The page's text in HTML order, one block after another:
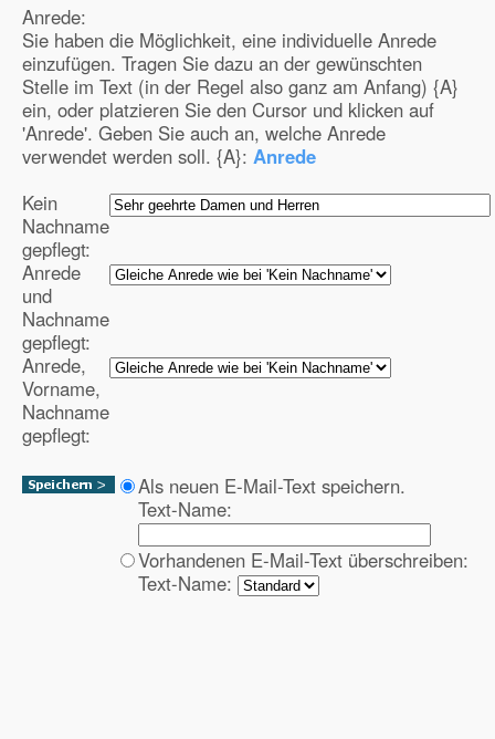
Anrede:
Sie haben die Möglichkeit, eine individuelle Anrede
einzufügen. Tragen Sie dazu an der gewünschten
Stelle im Text (in der Regel also ganz am Anfang) {A}
ein, oder platzieren Sie den Cursor und klicken auf
'Anrede'. Geben Sie auch an, welche Anrede
verwendet werden soll. {A}: Anrede
Kein
Nachname
gepflegt:
Anrede
und
Nachname
gepflegt:
Anrede,
Vorname,
Nachname
gepflegt:
Als neuen E-Mail-Text speichern.
Text-Name:
Vorhandenen E-Mail-Text überschreiben:
Text-Name: